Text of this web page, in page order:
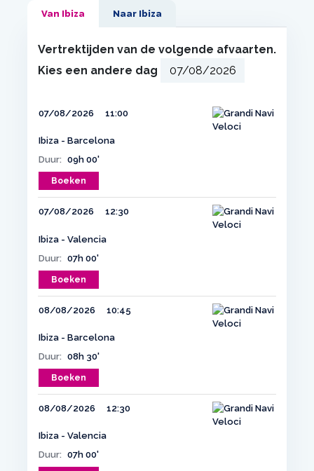
Van Ibiza Naar Ibiza
Vertrektijden van de volgende afvaarten.
Kies een andere dag
07/08/2026 11:00
Ibiza - Barcelona
Duur: 09h 00'
Boeken
07/08/2026 12:30
Ibiza - Valencia
Duur: 07h 00'
Boeken
08/08/2026 10:45
Ibiza - Barcelona
Duur: 08h 30'
Boeken
08/08/2026 12:30
Ibiza - Valencia
Duur: 07h 00'